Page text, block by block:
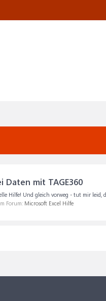
mit TAGE360
Hilfe! Und gleich vorweg - tut mir leid,
Forum: Microsoft Excel Hilfe